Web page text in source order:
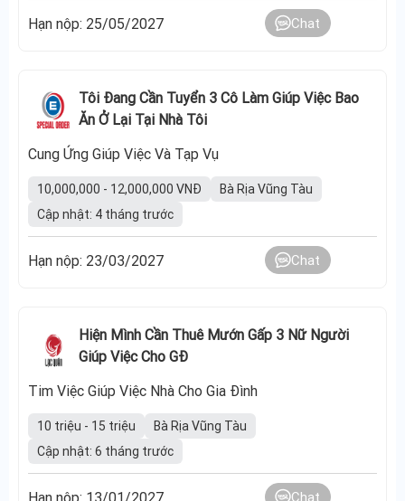
Hạn nộp: 25/05/2027 Chat
Tôi Đang Cần Tuyển 3 Cô Làm Giúp Việc Bao
Ăn Ở Lại Tại Nhà Tôi
Cung Ứng Giúp Việc Và Tạp Vụ
10,000,000 - 12,000,000 VNĐ
Bà Rịa Vũng Tàu
Cập nhật: 4 tháng trước
Hạn nộp: 23/03/2027 Chat
Hiện Mình Cần Thuê Mướn Gấp 3 Nữ Người
Giúp Việc Cho GĐ
Tim Việc Giúp Việc Nhà Cho Gia Đình
10 triệu - 15 triệu
Bà Rịa Vũng Tàu
Cập nhật: 6 tháng trước
Hạn nộp: 13/01/2027 Chat